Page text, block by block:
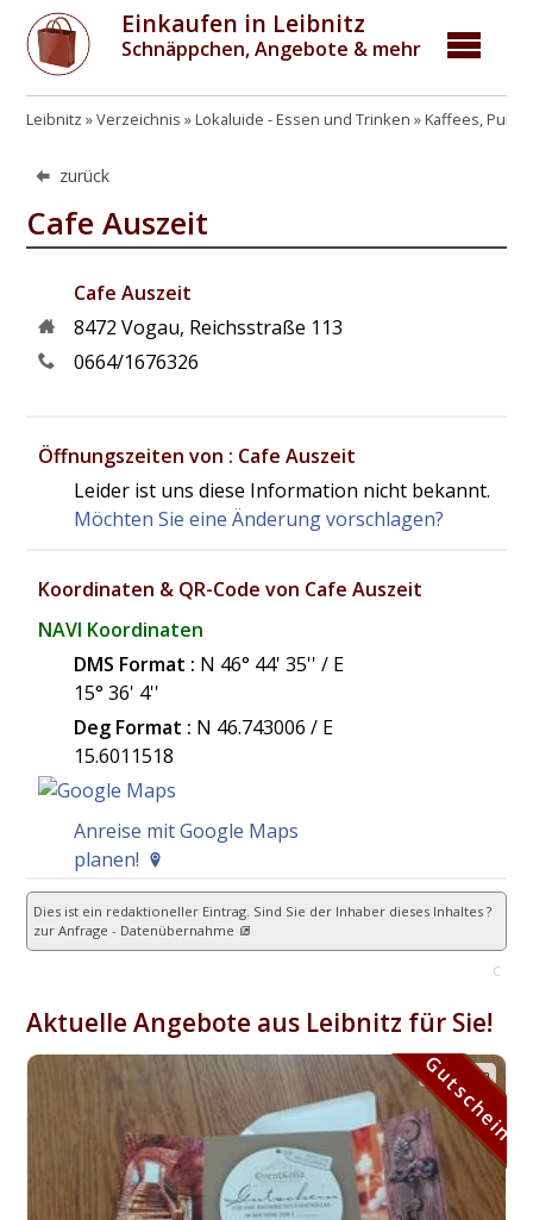
Einkaufen in Leibnitz
Schnäppchen, Angebote & mehr
Leibnitz Verzeichnis Lokaluide - Essen und Trinken Kaffees,
zurück
Cafe Auszeit
Cafe Auszeit
8472 Vogau, Reichsstraße 113
0664/1676326
Öffnungszeiten von : Cafe Auszeit
Leider ist uns diese Information nicht bekannt.
Möchten Sie eine Änderung vorschlagen?
Koordinaten & QR-Code von Cafe Auszeit
NAVI Koordinaten
DMS Format : N 46° 44' 35'' / E
15° 36' 4''
Deg Format : N 46.743006 / E
15.6011518
Anreise mit Google Maps
planen!
Dies ist ein redaktioneller Eintrag. Sind Sie der Inhaber dieses Inhaltes ?
zur Anfrage - Datenübernahme
C
Aktuelle Angebote aus Leibnitz für Sie!
Gutschein
Gutschein